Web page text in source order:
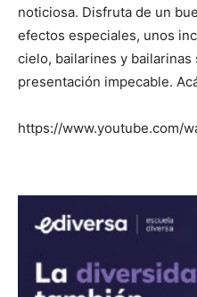
noticiosa. Disfruta de un
efectos especiales, unos
cielo, bailarines y bailarinas
presentación impecable.
https://www.youtube.com/